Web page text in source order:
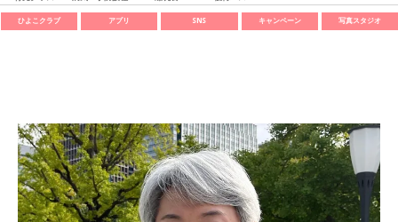
ひよこクラブ アプリ SNS キャンペーン 写真スタジオ